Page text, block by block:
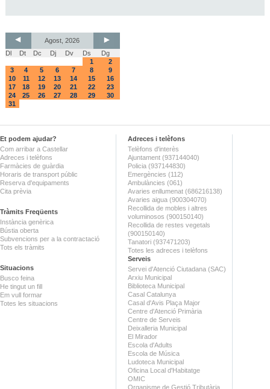
Agost, 2026
Dl
Dt Dc Dj Dv Ds
Dg
1
2
3
4 5 6 7 8
9
10
11 12 13 14 15
16
17
18 19 20 21 22
23
24
25 26 27 28 29
30
31
Et podem ajudar?
Com arribar a Castellar
Adreces i telèfons
Farmàcies de guàrdia
Horaris de transport públic
Reserva d'equipaments
Cita prèvia
Tràmits Freqüents
Instància genèrica
Bústia oberta
Subvencions per a la contractació
Tots els tràmits
Situacions
Busco feina
He tingut un fill
Em vull formar
Totes les situacions
Adreces i telèfons
Telèfons d'interès
Ajuntament (937144040)
Policia (937144830)
Emergències (112)
Ambulàncies (061)
Avaries enllumenat (686216138)
Avaries aigua (900304070)
Recollida de mobles i altres
voluminosos (900150140)
Recollida de restes vegetals
(900150140)
Tanatori (937471203)
Totes les adreces i telèfons
Serveis
Servei d'Atenció Ciutadana (SAC)
Arxiu Municipal
Biblioteca Municipal
Casal Catalunya
Casal d'Avis Plaça Major
Centre d'Atenció Primària
Centre de Serveis
Deixalleria Municipal
El Mirador
Escola d'Adults
Escola de Música
Ludoteca Municipal
Oficina Local d'Habitatge
OMIC
Organisme de Gestió Tributària